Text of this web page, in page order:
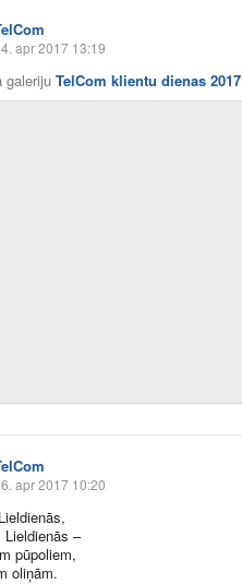
apr 2017 13:19
galeriju TelCom klientu dienas 2017
apr 2017 10:20
Lieldienās –
pūpoliem,
oliņām.